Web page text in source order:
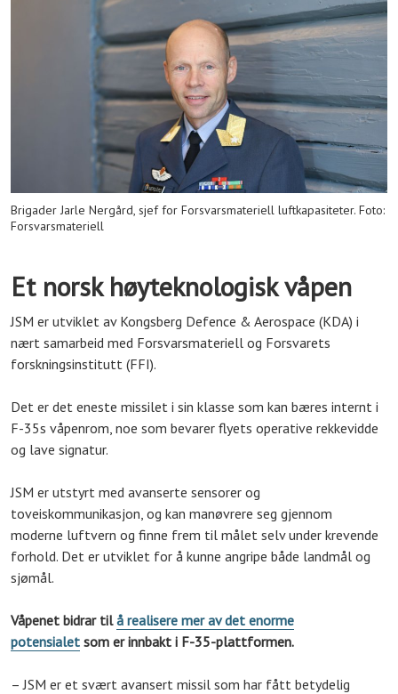
Brigader Jarle Nergård, sjef for Forsvarsmateriell luftkapasiteter. Foto:
Forsvarsmateriell
Et norsk høyteknologisk våpen
JSM er utviklet av Kongsberg Defence & Aerospace (KDA) i
nært samarbeid med Forsvarsmateriell og Forsvarets
forskningsinstitutt (FFI).
Det er det eneste missilet i sin klasse som kan bæres internt i
F-35s våpenrom, noe som bevarer flyets operative rekkevidde
og lave signatur.
JSM er utstyrt med avanserte sensorer og
toveiskommunikasjon, og kan manøvrere seg gjennom
moderne luftvern og finne frem til målet selv under krevende
forhold. Det er utviklet for å kunne angripe både landmål og
sjømål.
Våpenet bidrar tilå realisere mer av det enorme
potensialet som er innbakt i F-35-plattformen.
– JSM er et svært avansert missil som har fått betydelig